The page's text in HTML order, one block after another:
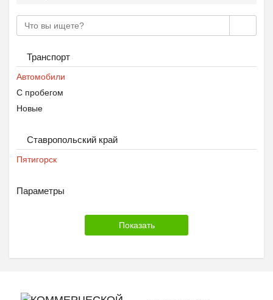
Транспорт
Автомобили
С пробегом
Новые
Ставропольский край
Пятигорск
Параметры